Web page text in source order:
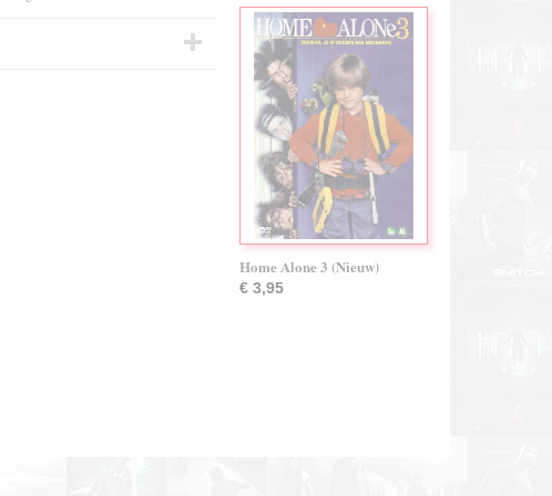
Home Alone 3 (Nieuw)
€ 3,95